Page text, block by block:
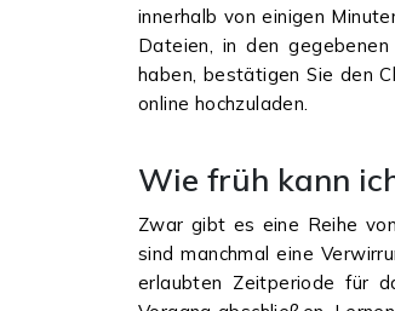
innerhalb von einigen
Dateien, in den
haben, bestätigen Sie den
online hochzuladen.
Wie früh kann
Zwar gibt es eine Reihe
sind manchmal eine
erlaubten Zeitperiode für